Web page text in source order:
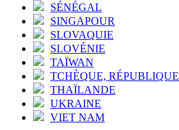
SÉNÉGAL
SINGAPOUR
SLOVAQUIE
SLOVÉNIE
TAÏWAN
TCHÈQUE, RÉPUBLIQUE
THAÏLANDE
UKRAINE
VIET NAM